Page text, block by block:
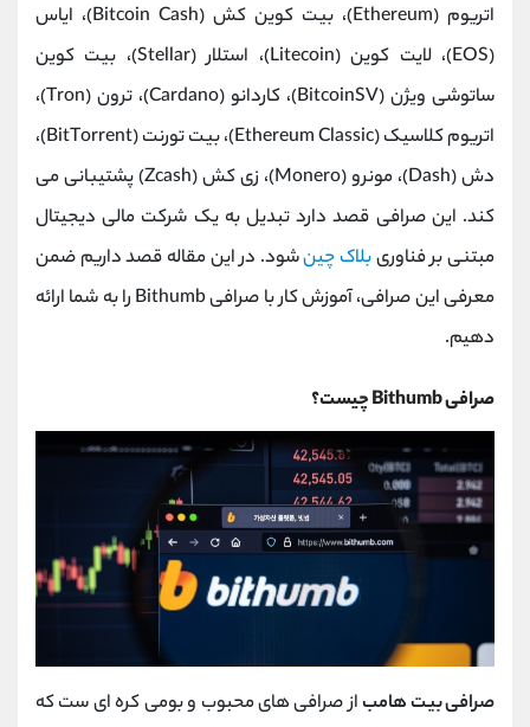
اتریوم (Ethereum)، بیت کوین کش (Bitcoin Cash)، ایاس
(EOS)، لایت کوین (Litecoin)، استلار (Stellar)، بیت کوین
ساتوشی ویژن (BitcoinSV)، کاردانو (Cardano)، ترون (Tron)،
اتریوم کلاسیک (Ethereum Classic)، بیت تورنت (BitTorrent)،
دش (Dash)، مونرو (Monero)، زی کش (Zcash) پشتیبانی می
کند. این صرافی قصد دارد تبدیل به یک شرکت مالی دیجیتال
مبتنی بر فناوریبلاک چینشود. در این مقاله قصد داریم ضمن
معرفی این صرافی، آموزش کار با صرافی Bithumb را به شما ارائه
دهیم.
صرافی Bithumb چیست؟
صرافی بیت هامباز صرافی های محبوب و بومی کره ای ست که